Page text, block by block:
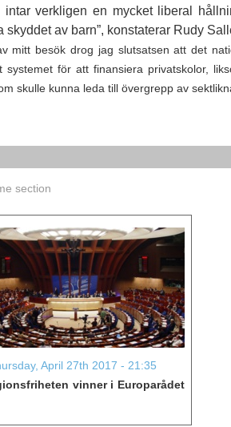
intar verkligen en mycket liberal
skyddet av barn”, konstaterar Rudy
mitt besök drog jag slutsatsen att det
systemet för att finansiera privatskolor,
skulle kunna leda till övergrepp av
section
April 27th 2017 - 21:35
vinner i Europarådet